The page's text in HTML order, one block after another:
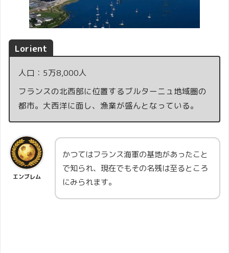
Lorient
人口：5万8,000人
フランスの北西部に位置するブルターニュ地域圏の
都市。大西洋に面し、漁業が盛んとなっている。
エンブレム
かつてはフランス海軍の基地があったこと
で知られ、現在でもその名残は至るところ
にみられます。